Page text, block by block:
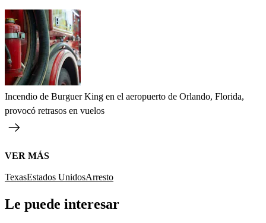
Incendio de Burguer King en el aeropuerto de Orlando, Florida,
provocó retrasos en vuelos
VER MÁS
TexasEstados UnidosArresto
Le puede interesar